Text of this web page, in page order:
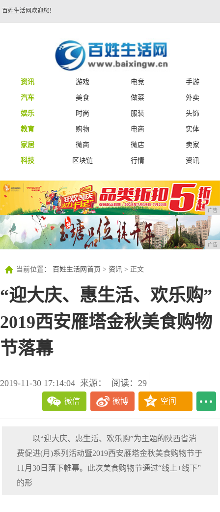
百姓生活网欢迎您！
资讯 游戏 电竞
手游
汽车
美食 做菜
外卖
娱乐
时尚 服装
头饰
教育
购物 电商
实体
家居
微商 微店
卖家
科技
区块链 行情 资讯
广告
广告
当前位置： 百姓生活网首页 > 资讯 > 正文
“迎大庆、惠生活、欢乐购”
2019西安雁塔金秋美食购物
节落幕
2019-11-30 17:14:04 来源： 阅读：29
微信 微博 空间
以“迎大庆、惠生活、欢乐购”为主题的陕西省消
费促进(月)系列活动暨2019西安雁塔金秋美食购物节于
11月30日落下帷幕。此次美食购物节通过“线上+线下”
的形